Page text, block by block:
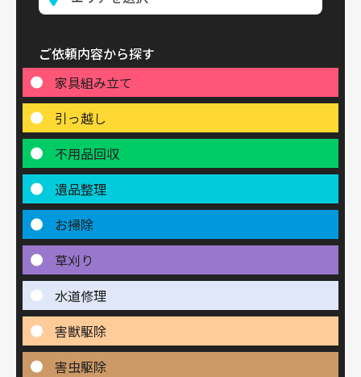
ご依頼内容から探す
家具組み立て
引っ越し
不用品回収
遺品整理
お掃除
草刈り
水道修理
害獣駆除
害虫駆除